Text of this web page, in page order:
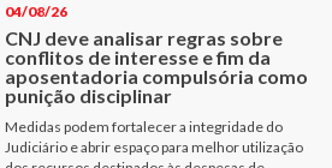
04/08/26
CNJ deve analisar regras sobre
conflitos de interesse e fim da
aposentadoria compulsória como
punição disciplinar
Medidas podem fortalecer a integridade do
Judiciário e abrir espaço para melhor utilização